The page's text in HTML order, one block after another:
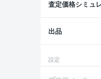
査定価格シミュ
出品
設定